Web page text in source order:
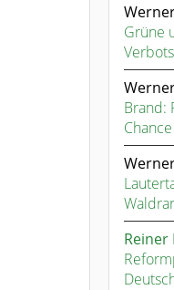
Grüne
Brand:
Reiner